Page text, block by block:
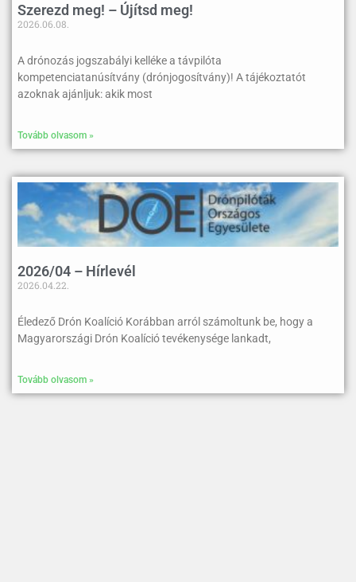
Szerezd meg! – Újítsd meg!
2026.06.08.
A drónozás jogszabályi kelléke a távpilóta
kompetenciatanúsítvány (drónjogosítvány)! A tájékoztatót
azoknak ajánljuk: akik most
Tovább olvasom »
2026/04 – Hírlevél
2026.04.22.
Éledező Drón Koalíció Korábban arról számoltunk be, hogy a
Magyarországi Drón Koalíció tevékenysége lankadt,
Tovább olvasom »